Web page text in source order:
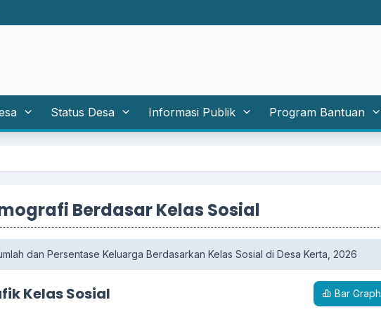
Status Desa Informasi Publik Program Bantuan
Berdasar Kelas Sosial
dan Persentase Keluarga Berdasarkan Kelas Sosial di Desa Kerta, 2026
Kelas Sosial Bar Graph